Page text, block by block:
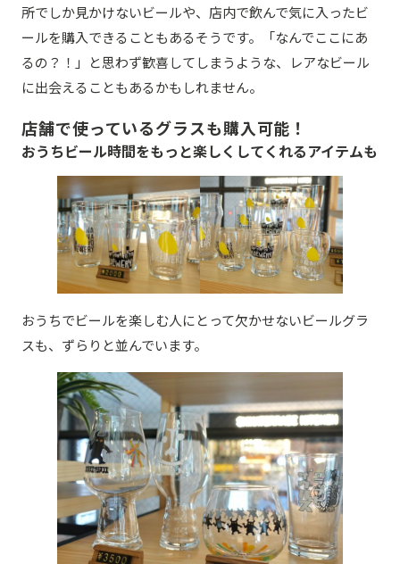
所でしか見かけないビールや、店内で飲んで気に入ったビ
ールを購入できることもあるそうです。「なんでここにあ
るの？！」と思わず歓喜してしまうような、レアなビール
に出会えることもあるかもしれません。
店舗で使っているグラスも購入可能！
おうちビール時間をもっと楽しくしてくれるアイテムも
おうちでビールを楽しむ人にとって欠かせないビールグラ
スも、ずらりと並んでいます。